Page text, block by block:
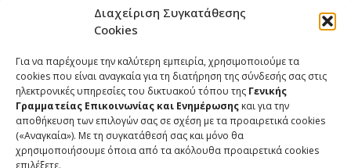
Διαχείριση Συγκατάθεσης
Cookies
Για να παρέχουμε την καλύτερη εμπειρία, χρησιμοποιούμε τα
cookies που είναι αναγκαία για τη διατήρηση της σύνδεσής σας στις
ηλεκτρονικές υπηρεσίες του δικτυακού τόπου της Γενικής
Γραμματείας Επικοινωνίας και Ενημέρωσης και για την
αποθήκευση των επιλογών σας σε σχέση με τα προαιρετικά cookies
(«Αναγκαία»). Με τη συγκατάθεσή σας και μόνο θα
χρησιμοποιήσουμε όποια από τα ακόλουθα προαιρετικά cookies
επιλέξετε.
ΕΠΙΚΟΙΝΩΝΙΑ